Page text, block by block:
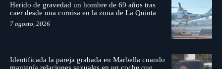
Herido de gravedad un hombre de 69 años tras
caer desde una cornisa en la zona de La Quinta
7 agosto, 2026
Identificada la pareja grabada en Marbella cuando
mantenía relaciones sexuales en un coche que